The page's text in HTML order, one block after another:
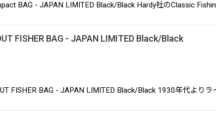
BAG - JAPAN LIMITED Black/Black Hardy社のClassic
FISHER BAG - JAPAN LIMITED Black/Black
FISHER BAG - JAPAN LIMITED Black/Black 1930年代よ